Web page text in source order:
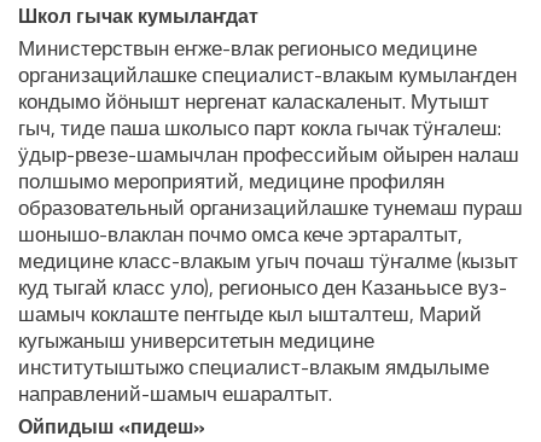
Школ гычак кумылаҥдат
Министерствын еҥже-влак регионысо медицине
организацийлашке специалист-влакым кумылаҥден
кондымо йӧнышт нергенат каласкаленыт. Мутышт
гыч, тиде паша школысо парт кокла гычак тӱҥалеш:
ӱдыр-рвезе-шамычлан профессийым ойырен налаш
полшымо мероприятий, медицине профилян
образовательный организацийлашке тунемаш пураш
шонышо-влаклан почмо омса кече эртаралтыт,
медицине класс-влакым угыч почаш тӱҥалме (кызыт
куд тыгай класс уло), регионысо ден Казаньысе вуз-
шамыч коклаште пеҥгыде кыл ышталтеш, Марий
кугыжаныш университетын медицине
институтыштыжо специалист-влакым ямдылыме
направлений-шамыч ешаралтыт.
Ойпидыш «пидеш»